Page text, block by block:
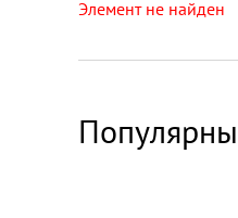
Элемент не найден